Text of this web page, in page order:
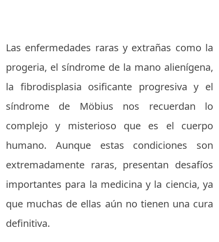
Las enfermedades raras y extrañas como la
progeria, el síndrome de la mano alienígena,
la fibrodisplasia osificante progresiva y el
síndrome de Möbius nos recuerdan lo
complejo y misterioso que es el cuerpo
humano. Aunque estas condiciones son
extremadamente raras, presentan desafíos
importantes para la medicina y la ciencia, ya
que muchas de ellas aún no tienen una cura
definitiva.